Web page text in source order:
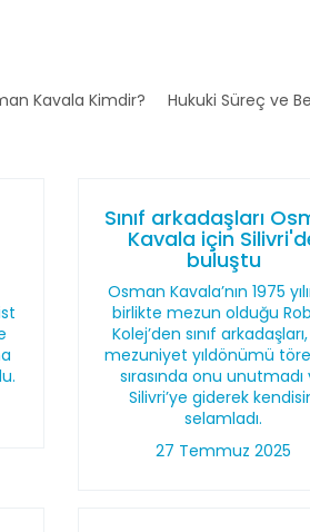
Kavala Kimdir? Hukuki Süreç ve
Sınıf arkadaşları
Kavala için
buluştu
Osman Kavala’nın 1975
birlikte mezun olduğu
Kolej’den sınıf
mezuniyet yıldönümü
sırasında onu unutmadı
Silivri’ye giderek
selamladı.
27 Temmuz 2025